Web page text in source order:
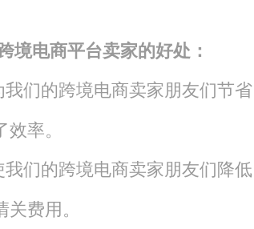
境电商平台卖家的好处 ：
我们的跨境电商卖家朋友们节省
率。
我们的跨境电商卖家朋友们降低
关费用 。